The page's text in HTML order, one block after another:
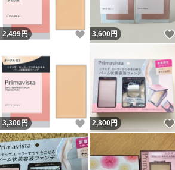
2,499円 いいね！
3,600円
3,300円 いいね！
2,800円